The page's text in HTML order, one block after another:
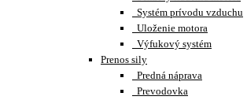
Systém prívodu vzduchu
Uloženie motora
Výfukový systém
Prenos sily
Predná náprava
Prevodovka